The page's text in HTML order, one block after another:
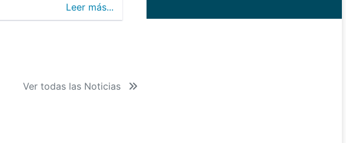
Leer más...
Ver todas las Noticias